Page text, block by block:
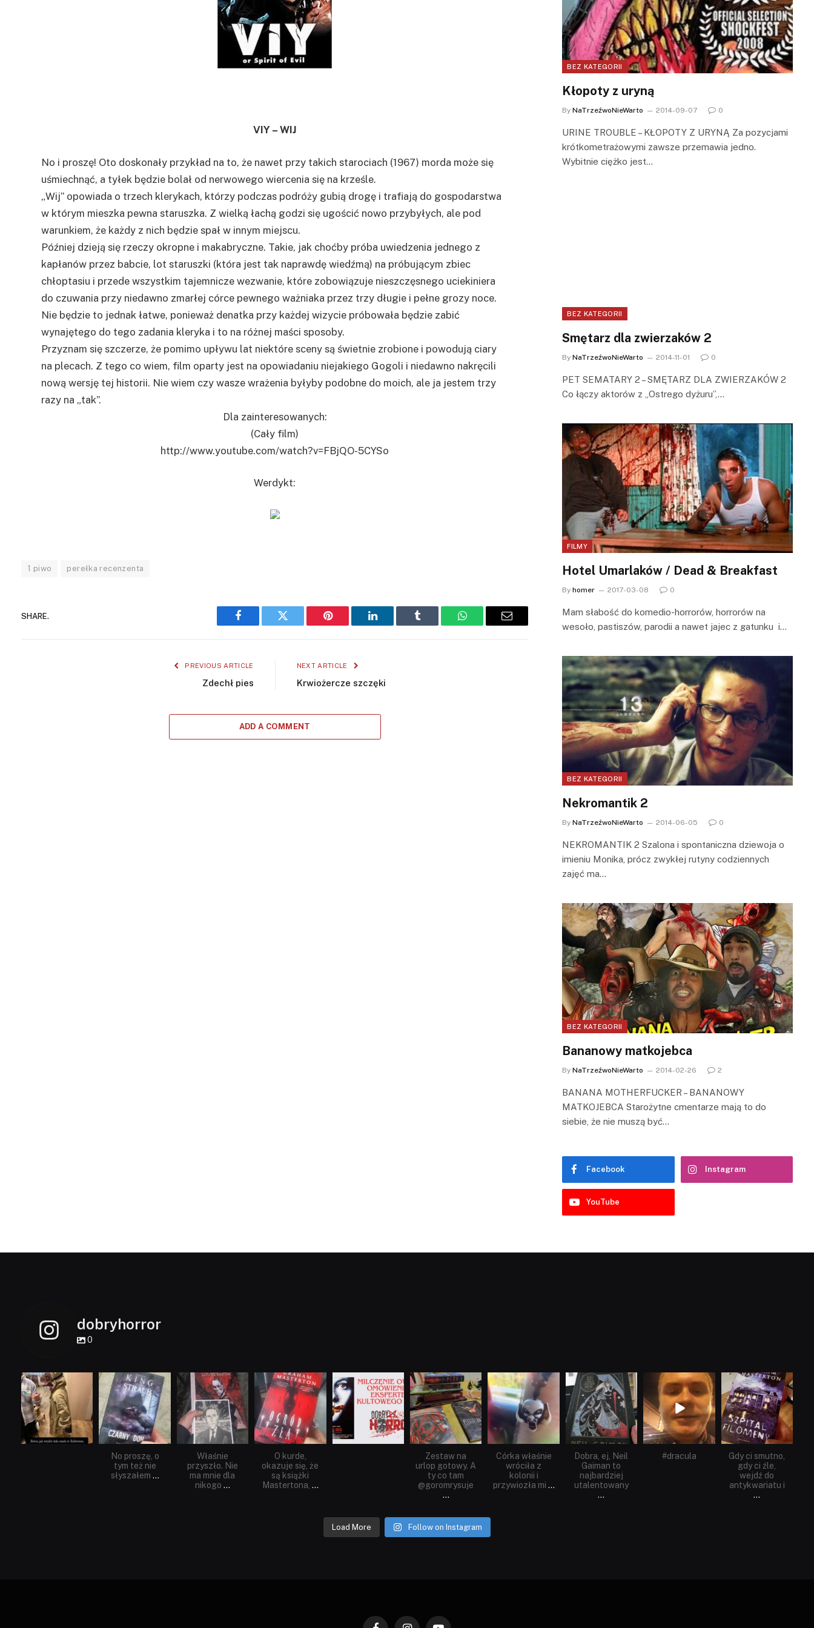
VIY – WIJ
No i proszę! Oto doskonały przykład na to, że nawet przy takich starociach (1967) morda może się
uśmiechnąć, a tyłek będzie bolał od nerwowego wiercenia się na krześle.
„Wij” opowiada o trzech klerykach, którzy podczas podróży gubią drogę i trafiają do gospodarstwa
w którym mieszka pewna staruszka. Z wielką łachą godzi się ugościć nowo przybyłych, ale pod
warunkiem, że każdy z nich będzie spał w innym miejscu.
Później dzieją się rzeczy okropne i makabryczne. Takie, jak choćby próba uwiedzenia jednego z
kapłanów przez babcie, lot staruszki (która jest tak naprawdę wiedźmą) na próbującym zbiec
chłoptasiu i przede wszystkim tajemnicze wezwanie, które zobowiązuje nieszczęsnego uciekiniera
do czuwania przy niedawno zmarłej córce pewnego ważniaka przez trzy długie i pełne grozy noce.
Nie będzie to jednak łatwe, ponieważ denatka przy każdej wizycie próbowała będzie zabić
wynajętego do tego zadania kleryka i to na różnej maści sposoby.
Przyznam się szczerze, że pomimo upływu lat niektóre sceny są świetnie zrobione i powodują ciary
na plecach. Z tego co wiem, film oparty jest na opowiadaniu niejakiego Gogoli i niedawno nakręcili
nową wersję tej historii. Nie wiem czy wasze wrażenia byłyby podobne do moich, ale ja jestem trzy
razy na „tak”.
Dla zainteresowanych:
(Cały film)
http://www.youtube.com/watch?v=FBjQO-5CYSo
Werdykt:
1 piwo perełka recenzenta
SHARE.
Facebook Twitter Pinterest LinkedIn Tumblr WhatsAppEmail
PREVIOUS ARTICLE
Zdechł pies
NEXT ARTICLE
Krwiożercze szczęki
ADD A COMMENT
BEZ KATEGORII
Kłopoty z uryną
By NaTrzeźwoNieWarto 2014-09-07 0
URINE TROUBLE – KŁOPOTY Z URYNĄ Za pozycjami
krótkometrażowymi zawsze przemawia jedno.
Wybitnie ciężko jest…
BEZ KATEGORII
Smętarz dla zwierzaków 2
By NaTrzeźwoNieWarto 2014-11-01 0
PET SEMATARY 2 – SMĘTARZ DLA ZWIERZAKÓW 2
Co łączy aktorów z „Ostrego dyżuru”,…
FILMY
Hotel Umarlaków / Dead & Breakfast
By homer 2017-03-08 0
Mam słabość do komedio-horrorów, horrorów na
wesoło, pastiszów, parodii a nawet jajec z gatunku i…
BEZ KATEGORII
Nekromantik 2
By NaTrzeźwoNieWarto 2014-06-05 0
NEKROMANTIK 2 Szalona i spontaniczna dziewoja o
imieniu Monika, prócz zwykłej rutyny codziennych
zajęć ma…
BEZ KATEGORII
Bananowy matkojebca
By NaTrzeźwoNieWarto 2014-02-26 2
BANANA MOTHERFUCKER – BANANOWY
MATKOJEBCA Starożytne cmentarze mają to do
siebie, że nie muszą być…
Facebook Instagram
YouTube
dobryhorror
0
dobryhorror
Lis 1
dobryhorror
Wrz 23
No proszę, o
tym też nie
słyszałem ...
dobryhorror
Wrz 19
Właśnie
przyszło. Nie
ma mnie dla
nikogo ...
dobryhorror
Sie 23
O kurde,
okazuje się, że
są książki
Mastertona, ...
dobryhorror
Sie 19
dobryhorror
Lip 31
Zestaw na
urlop gotowy. A
ty co tam
@goromrysuje
...
dobryhorror
Lip 14
Córka właśnie
wróciła z
kolonii i
przywiozła mi ...
dobryhorror
Cze 16
Dobra, ej, Neil
Gaiman to
najbardziej
utalentowany
...
dobryhorror
Maj 25
#dracula
dobryhorror
Maj 22
Gdy ci smutno,
gdy ci źle,
wejdź do
antykwariatu i
...
Load More Follow on Instagram